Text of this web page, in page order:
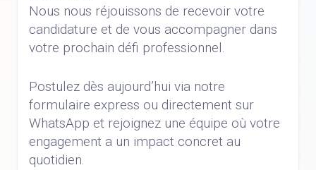
Nous nous réjouissons de recevoir votre
candidature et de vous accompagner dans
votre prochain défi professionnel.
Postulez dès aujourd’hui via notre
formulaire express ou directement sur
WhatsApp et rejoignez une équipe où votre
engagement a un impact concret au
quotidien.